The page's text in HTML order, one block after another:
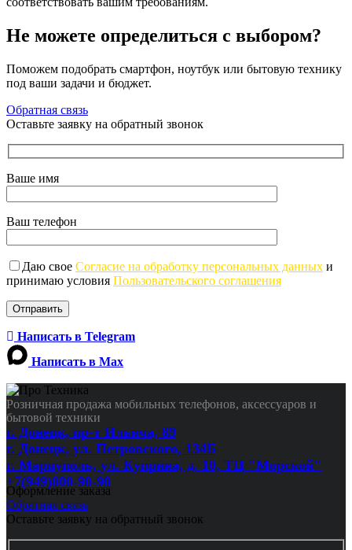
Не можете определиться с выбором?
Поможем подобрать смартфон, ноутбук или бытовую технику
под ваши задачи и бюджет.
Обратная связь
Оставьте заявку на обратный звонок
Ваше имя
Ваш телефон
Даю свое Согласие на обработку персональных данных и
принимаю условия Пользовательского соглашения
Написать в Telegram
Написать в Max
Розничная продажа мобильных телефонов, аксессуаров и
бытовой техники
г. Донецк, пр-т Ильича, 89
г. Донецк, ул. Петровского, 134Б
г. Мариуполь, ул. Куприна, д. 10, ТЦ "Морской"
+7(949)800-90-90
Оформление заказа
Обратная связь
Оставьте заявку на обратный звонок